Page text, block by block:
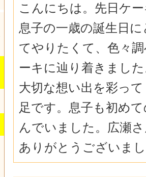
こんにちは。先日ケ
息子の一歳の誕生日
てやりたくて、色々
ーキに辿り着きまし
大切な想い出を彩っ
足です。息子も初め
んでいました。広瀬
ありがとうございま